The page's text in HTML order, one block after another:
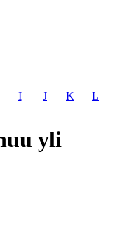
I J K L
yli